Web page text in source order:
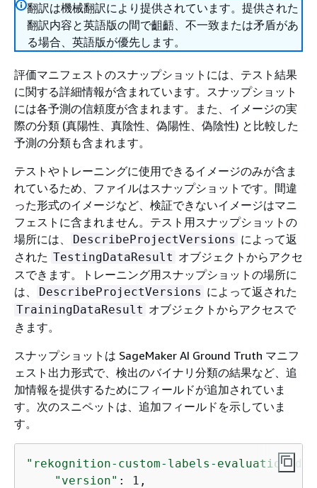
翻訳は機械翻訳により提供されています。提供された
翻訳内容と英語版の間で齟齬、不一致または矛盾があ
る場合、英語版が優先します。
評価マニフェストのスナップショットには、テスト結果
に関する詳細情報が含まれています。スナップショット
には各予測の信頼度が含まれます。また、イメージの実
際の分類 (真陽性、真陰性、偽陽性、偽陰性) と比較した
予測の分類も含まれます。
テストやトレーニングに使用できるイメージのみが含ま
れているため、ファイルはスナップショットです。間違
った形式のイメージなど、検証できないイメージはマニ
フェストに含まれません。テスト用スナップショットの
場所には、
DescribeProjectVersions によって返
された TestingDataResult オブジェクトからアクセ
スできます。トレーニング用スナップショットの場所に
は、
DescribeProjectVersions によって返された
TrainingDataResult オブジェクトからアクセスで
きます。
スナップショットは SageMaker AI Ground Truth マニフ
ェスト出力形式で、検出のバイナリ分類の結果など、追
加情報を提供するためにフィールドが追加されていま
す。次のスニペットは、追加フィールドを示していま
す。
"rekognition-custom-labels-evaluation-
"version" : 1,